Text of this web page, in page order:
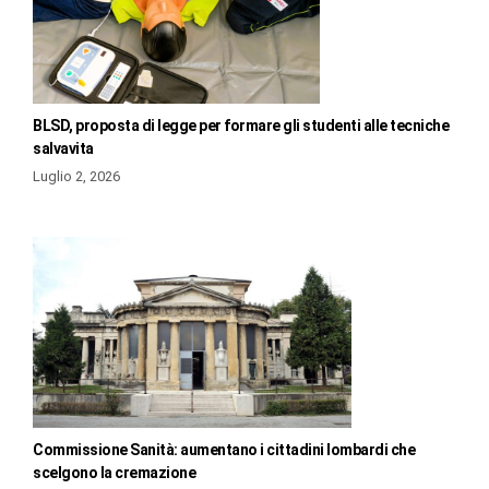
BLSD, proposta di legge per formare gli studenti alle tecniche
salvavita
Luglio 2, 2026
Commissione Sanità: aumentano i cittadini lombardi che
scelgono la cremazione